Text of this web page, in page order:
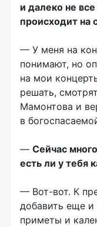
и далеко не
происходит на
— У меня на
понимают, но
на мои
решать,
Мамонтова и
в
— Сейчас
есть ли у тебя
— Вот-вот. К
добавить еще и
приметы и